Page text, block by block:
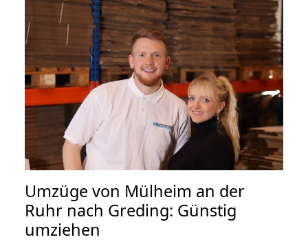
Umzüge von Mülheim an der
Ruhr nach Greding: Günstig
umziehen